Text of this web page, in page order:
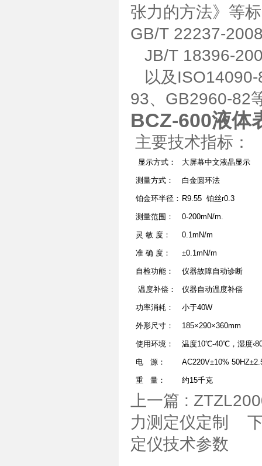
张力的方法》等
GB/T 22237-
JB/T 18396-
以及ISO14090-
93、GB2960-82
BCZ-600液体
主要技术指标：
显示方式： 大屏幕中文液晶显示
测量方式： 白金圆环法
铂金环半径： R9.55 铂丝r0.3
测量范围： 0-200mN/m.
灵 敏 度： 0.1mN/m
准 确 度： ±0.1mN/m
自检功能： 仪器故障自动诊断
温度补偿： 仪器自动温度补偿
功率消耗： 小于40W
外形尺寸： 185×290×360mm
使用环境： 温度10℃-40℃，湿度
电 源： AC220V±10%
重 量： 约15千克
上一篇 :
力测定仪定制
定仪技术参数